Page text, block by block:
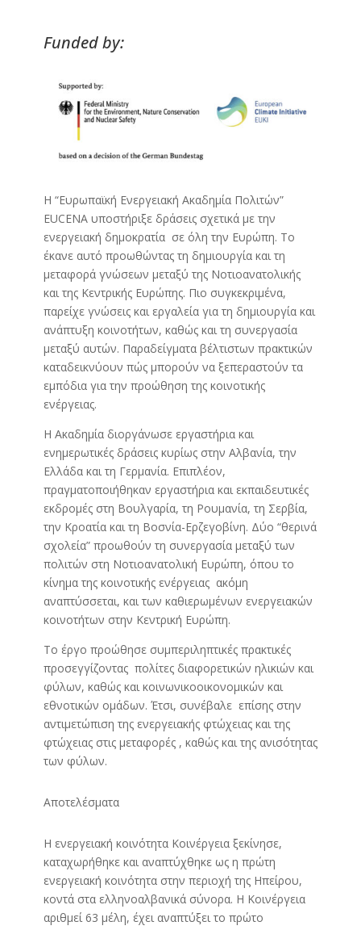
Funded by:
Η “Ευρωπαϊκή Ενεργειακή Ακαδημία Πολιτών”
EUCENA υποστήριξε δράσεις σχετικά με την
ενεργειακή δημοκρατία σε όλη την Ευρώπη. Το
έκανε αυτό προωθώντας τη δημιουργία και τη
μεταφορά γνώσεων μεταξύ της Νοτιοανατολικής
και της Κεντρικής Ευρώπης. Πιο συγκεκριμένα,
παρείχε γνώσεις και εργαλεία για τη δημιουργία και
ανάπτυξη κοινοτήτων, καθώς και τη συνεργασία
μεταξύ αυτών. Παραδείγματα βέλτιστων πρακτικών
καταδεικνύουν πώς μπορούν να ξεπεραστούν τα
εμπόδια για την προώθηση της κοινοτικής
ενέργειας.
Η Ακαδημία διοργάνωσε εργαστήρια και
ενημερωτικές δράσεις κυρίως στην Αλβανία, την
Ελλάδα και τη Γερμανία. Επιπλέον,
πραγματοποιήθηκαν εργαστήρια και εκπαιδευτικές
εκδρομές στη Βουλγαρία, τη Ρουμανία, τη Σερβία,
την Κροατία και τη Βοσνία-Ερζεγοβίνη. Δύο “θερινά
σχολεία” προωθούν τη συνεργασία μεταξύ των
πολιτών στη Νοτιοανατολική Ευρώπη, όπου το
κίνημα της κοινοτικής ενέργειας ακόμη
αναπτύσσεται, και των καθιερωμένων ενεργειακών
κοινοτήτων στην Κεντρική Ευρώπη.
Το έργο προώθησε συμπεριληπτικές πρακτικές
προσεγγίζοντας πολίτες διαφορετικών ηλικιών και
φύλων, καθώς και κοινωνικοοικονομικών και
εθνοτικών ομάδων. Έτσι, συνέβαλε επίσης στην
αντιμετώπιση της ενεργειακής φτώχειας και της
φτώχειας στις μεταφορές , καθώς και της ανισότητας
των φύλων.
Αποτελέσματα
Η ενεργειακή κοινότητα Κοινέργεια ξεκίνησε,
καταχωρήθηκε και αναπτύχθηκε ως η πρώτη
ενεργειακή κοινότητα στην περιοχή της Ηπείρου,
κοντά στα ελληνοαλβανικά σύνορα. Η Κοινέργεια
αριθμεί 63 μέλη, έχει αναπτύξει το πρώτο